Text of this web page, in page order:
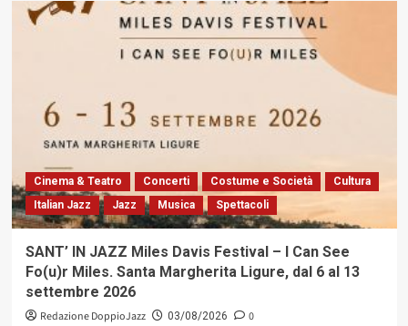
Cinema & Teatro Concerti Costume e Società
Cultura
Italian Jazz
Jazz Musica Spettacoli
SANT’ IN JAZZ Miles Davis Festival – I Can See
Fo(u)r Miles. Santa Margherita Ligure, dal 6 al 13
settembre 2026
Redazione DoppioJazz 03/08/2026 0